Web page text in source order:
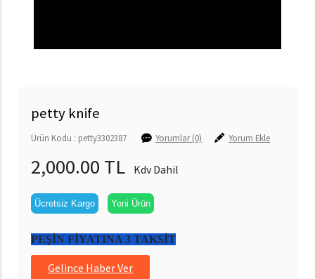
petty knife
Ürün Kodu : petty3302387 Yorumlar (0) Yorum Ekle
2,000.00 TL Kdv Dahil
Ücretsiz Kargo Yeni Ürün
PEŞİN FİYATINA 3 TAKSİT
Gelince Haber Ver